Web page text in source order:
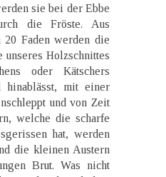
sie bei der Ebbe
die Fröste. Aus
Faden werden die
Holzschnittes
oder Kätschers
hinablässt, mit einer
und von Zeit
welche die scharfe
hat, werden
die kleinen Austern
Brut. Was nicht